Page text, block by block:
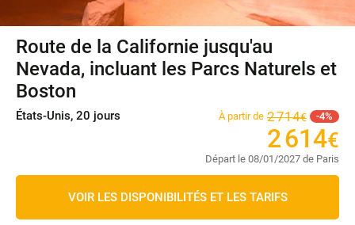
Route de la Californie jusqu'au
Nevada, incluant les Parcs Naturels et
Boston
États-Unis, 20 jours À partir de 2714€ 4
2614€
Départ le 08/01/2027 de Paris
VOIR LES DISPONIBILITÉS ET LES TARIFS